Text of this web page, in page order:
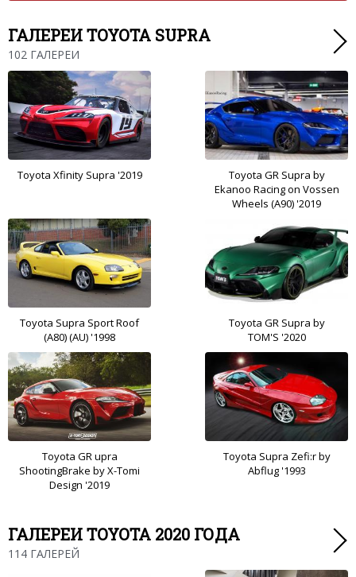
ГАЛЕРЕИ TOYOTA SUPRA
102 ГАЛЕРЕИ
Toyota Xfinity Supra '2019
Toyota GR Supra by
Ekanoo Racing on Vossen
Wheels (A90) '2019
Toyota Supra Sport Roof
(A80) (AU) '1998
Toyota GR Supra by
TOM'S '2020
Toyota GR upra
ShootingBrake by X-Tomi
Design '2019
Toyota Supra Zefi:r by
Abflug '1993
ГАЛЕРЕИ TOYOTA 2020 ГОДА
114 ГАЛЕРЕЙ